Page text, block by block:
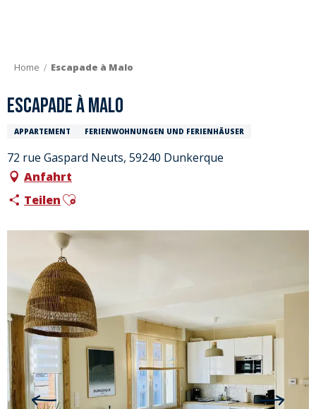
Home Escapade à Malo
Escapade à Malo
APPARTEMENT FERIENWOHNUNGEN UND FERIENHÄUSER
72 rue Gaspard Neuts, 59240 Dunkerque
Anfahrt
TeilenAjouter aux favoris